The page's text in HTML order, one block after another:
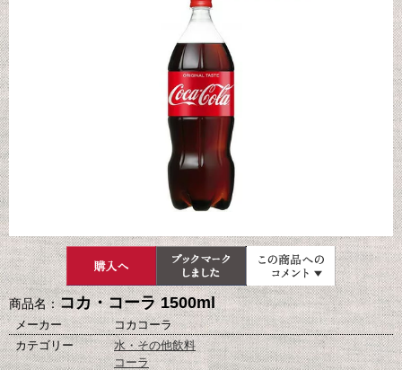
商品名：コカ・コーラ 1500ml
メーカー
コカコーラ
カテゴリー
水・その他飲料
コーラ